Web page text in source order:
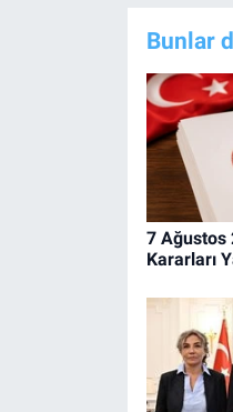
Bunlar
7 Ağustos
Kararları